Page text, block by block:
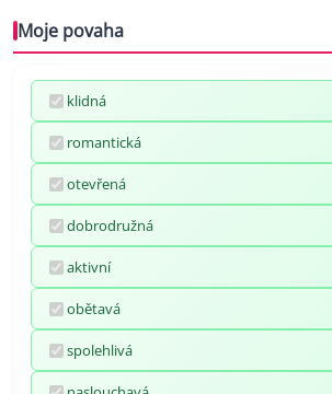
Moje povaha
klidná
romantická
otevřená
dobrodružná
aktivní
obětavá
spolehlivá